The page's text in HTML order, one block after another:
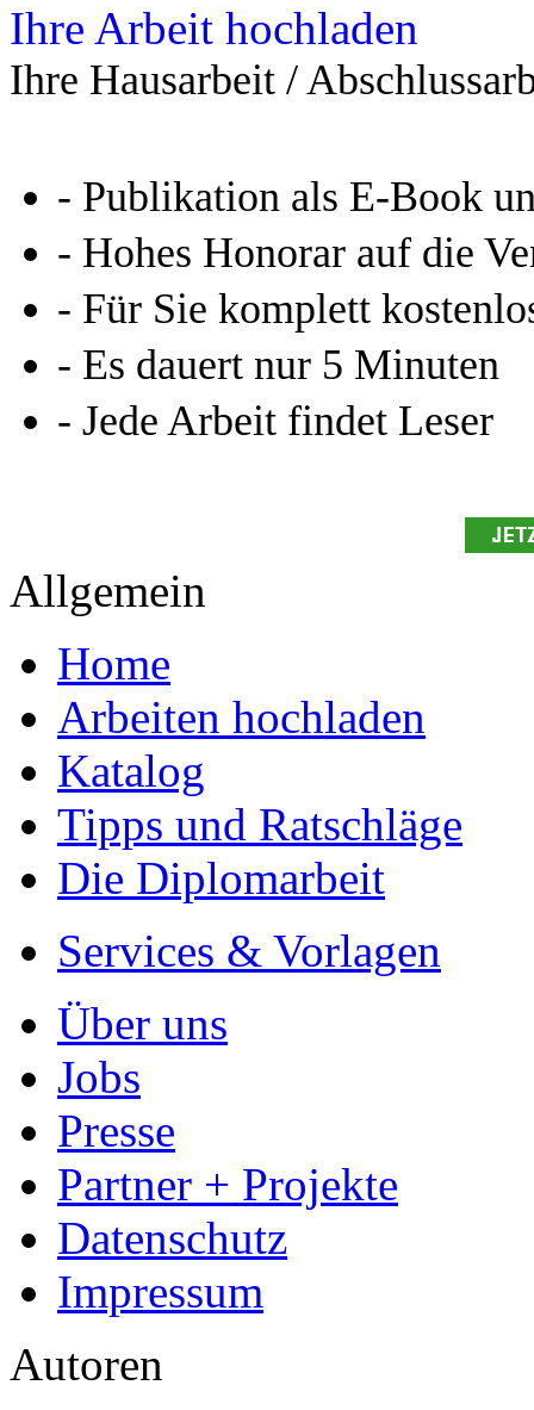
Ihre Arbeit hochladen
Ihre Hausarbeit /
- Publikation als E-Book
- Hohes Honorar auf die
- Für Sie komplett
- Es dauert nur 5 Minuten
- Jede Arbeit findet Leser
Allgemein
Home
Arbeiten hochladen
Katalog
Tipps und Ratschläge
Die Diplomarbeit
Services & Vorlagen
Über uns
Jobs
Presse
Partner + Projekte
Datenschutz
Impressum
Autoren